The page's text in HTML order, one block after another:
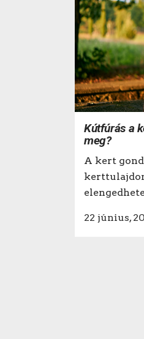
Kútfúrás a
meg?
A kert
22 június,